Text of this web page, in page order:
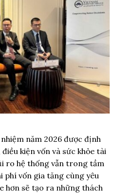
năm 2026 được định
kiện vốn và sức khỏe tài
ro hệ thống vẫn trong tầm
phí vốn gia tăng cùng yêu
hơn sẽ tạo ra những thách